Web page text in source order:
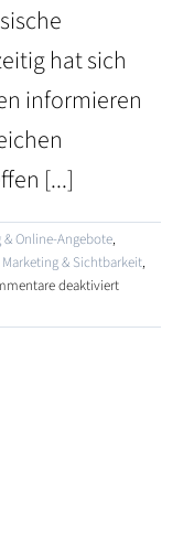
hat sich
informieren
[...]
Online-Angebote,
Marketing & Sichtbarkeit,
deaktiviertfür
Marketing-